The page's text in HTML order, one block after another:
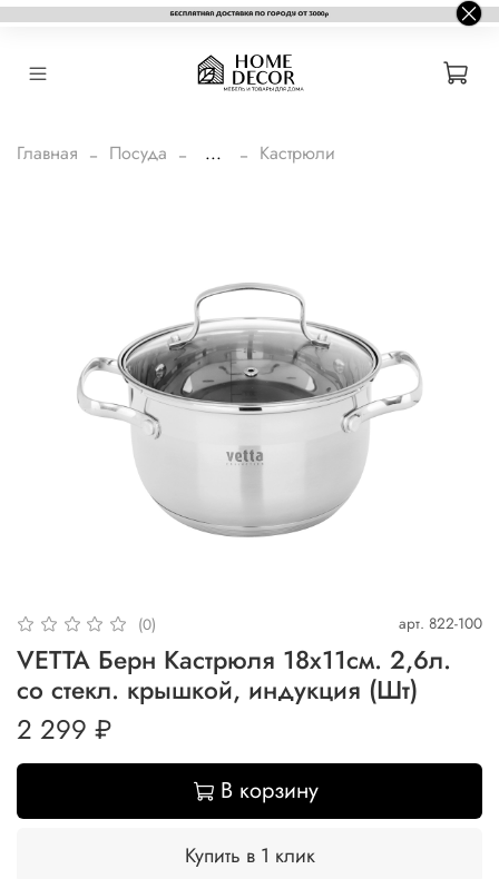
Главная Посуда ... Кастрюли
(0) арт. 822-100
VETTA Берн Кастрюля 18х11см. 2,6л.
со стекл. крышкой, индукция (Шт)
2 299 ₽
В корзину
Купить в 1 клик